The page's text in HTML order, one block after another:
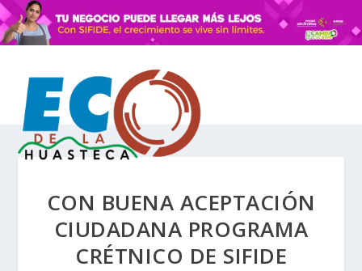
CON BUENA ACEPTACIÓN
CIUDADANA PROGRAMA
CRÉTNICO DE SIFIDE